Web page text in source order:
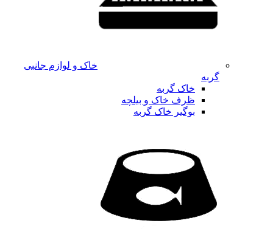
خاک و لوازم جانبی
گربه
خاک گربه
ظرف خاک و بیلچه
بوگیر خاک گربه